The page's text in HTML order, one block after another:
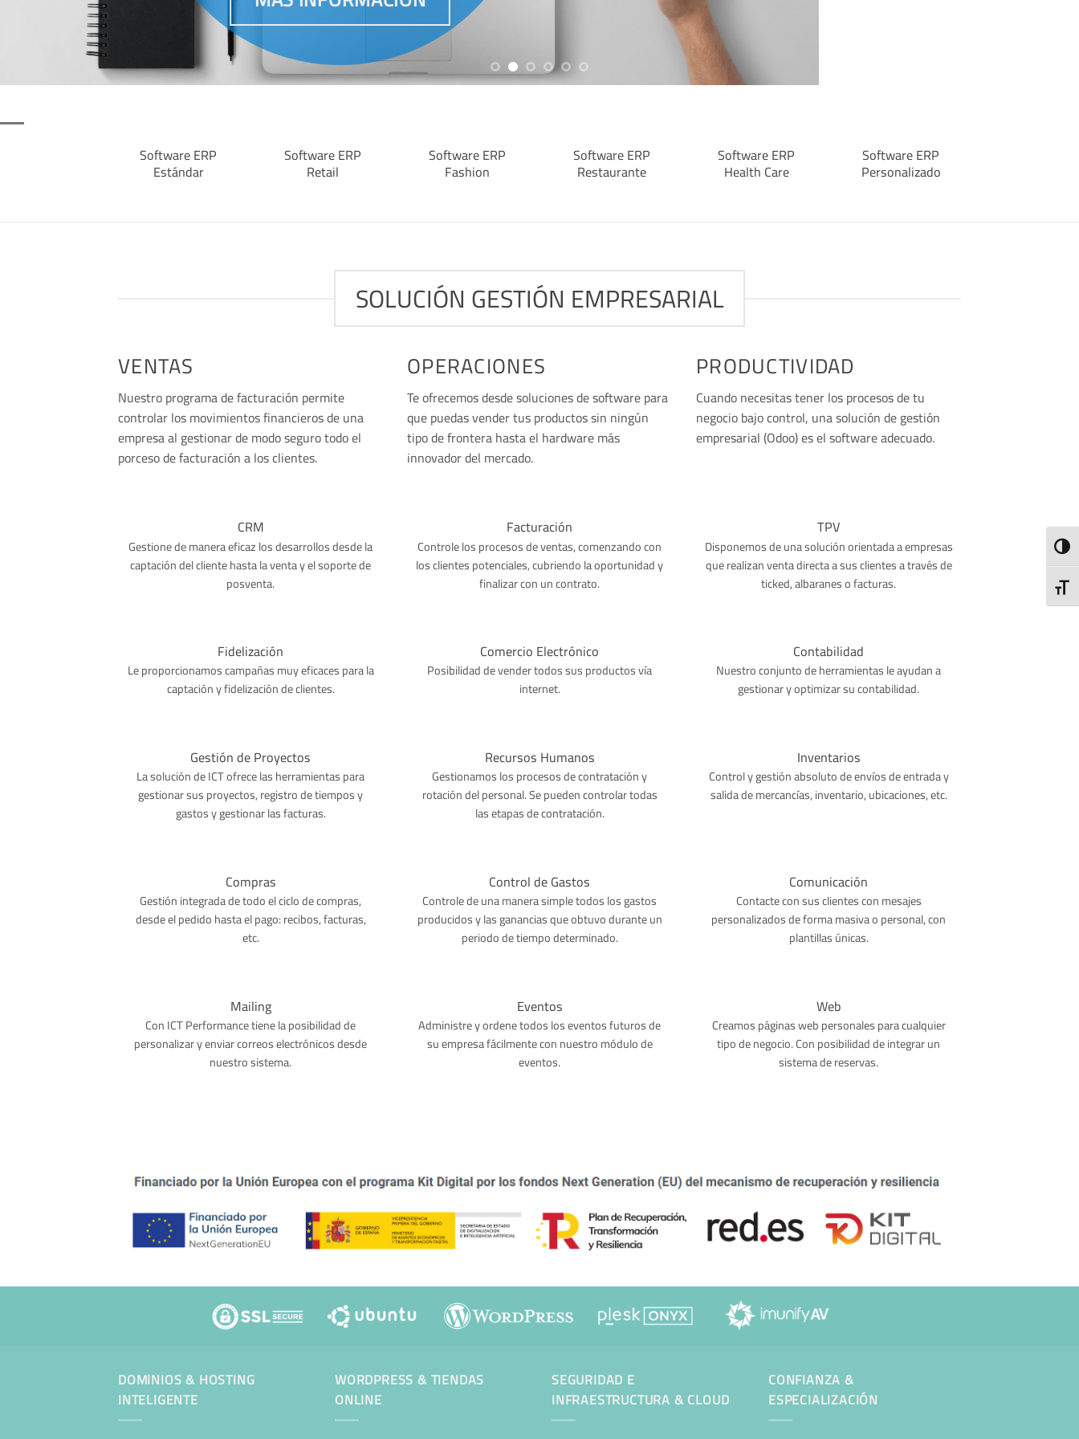
Software ERP
Estándar
Software ERP
Retail
Software ERP
Fashion
Software ERP
Restaurante
Software ERP
Health Care
Software ERP
Personalizado
SOLUCIÓN GESTIÓN EMPRESARIAL
VENTAS
Nuestro programa de facturación permite
controlar los movimientos financieros de una
empresa al gestionar de modo seguro todo el
porceso de facturación a los clientes.
OPERACIONES
Te ofrecemos desde soluciones de software para
que puedas vender tus productos sin ningún
tipo de frontera hasta el hardware más
innovador del mercado.
PRODUCTIVIDAD
Cuando necesitas tener los procesos de tu
negocio bajo control, una solución de gestión
empresarial (Odoo) es el software adecuado.
CRM
Gestione de manera eficaz los desarrollos desde la
captación del cliente hasta la venta y el soporte de
posventa.
Facturación
Controle los procesos de ventas, comenzando con
los clientes potenciales, cubriendo la oportunidad y
finalizar con un contrato.
TPV
Disponemos de una solución orientada a empresas
querealizan venta directa a sus clientes a través de
ticked, albaranes o facturas.
Fidelización
Le proporcionamos campañas muy eficaces para la
captación y fidelización de clientes.
Comercio Electrónico
Posibilidad de vender todos sus productos vía
internet.
Contabilidad
Nuestro conjunto de herramientas le ayudan a
gestionar y optimizar su contabilidad.
Gestión de Proyectos
La solución de ICT ofrece las herramientas para
gestionar sus proyectos, registro de tiempos y
gastos y gestionar las facturas.
Recursos Humanos
Gestionamos los procesos de contratación y
rotación del personal. Se pueden controlar todas
las etapas de contratación.
Inventarios
Control y gestión absoluto de envíos de entrada y
salida de mercancías, inventario, ubicaciones, etc.
Compras
Gestión integrada de todo el ciclo de compras,
desde el pedido hasta el pago: recibos, facturas,
etc.
Control de Gastos
Controle de una manera simple todos los gastos
producidos y las ganancias que obtuvo durante un
periodo de tiempo determinado.
Comunicación
Contacte con sus clientes con mesajes
personalizados de forma masiva o personal, con
plantillas únicas.
Mailing
Con ICT Performance tiene la posibilidad de
personalizar y enviar correos electrónicos desde
nuestro sistema.
Eventos
Administre y ordene todos los eventos futuros de
su empresa fácilmente con nuestro módulo de
eventos.
Web
Creamos páginas web personales para cualquier
tipo de negocio. Con posibilidad de integrar un
sistema de reservas.
DOMINIOS & HOSTING
INTELIGENTE
WORDPRESS & TIENDAS
ONLINE
SEGURIDAD E
INFRAESTRUCTURA & CLOUD
CONFIANZA &
ESPECIALIZACIÓN